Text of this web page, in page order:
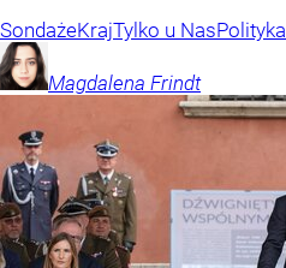
SondażeKrajTylko u NasPolityka
Magdalena Frindt